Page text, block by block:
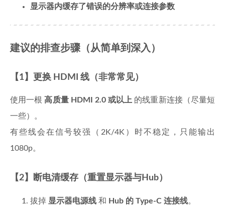
显示器内缓存了错误的分辨率或连接参数
建议的排查步骤（从简单到深入）
【1】更换 HDMI 线（非常常见）
使用一根 高质量 HDMI 2.0 或以上 的线重新连接（尽量短
一些）。
有些线会在信号较强（2K/4K）时不稳定，只能输出
1080p。
【2】断电清缓存（重置显示器与Hub）
拔掉 显示器电源线 和 Hub 的 Type-C 连接线。